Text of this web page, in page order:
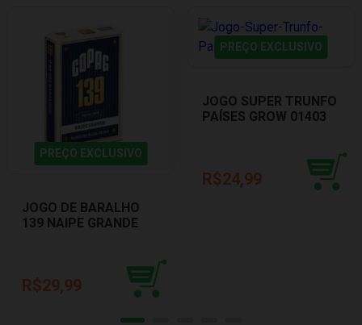
PREÇO EXCLUSIVO
JOGO DE BARALHO
139 NAIPE GRANDE
R$29,99
PREÇO EXCLUSIVO
JOGO SUPER TRUNFO
PAÍSES GROW 01403
R$24,99